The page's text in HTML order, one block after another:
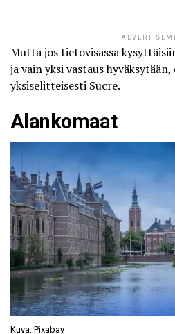
Mutta jos tietovisassa
ja vain yksi vastaus
yksiselitteisesti Sucre.
Alankomaat
Kuva: Pixabay